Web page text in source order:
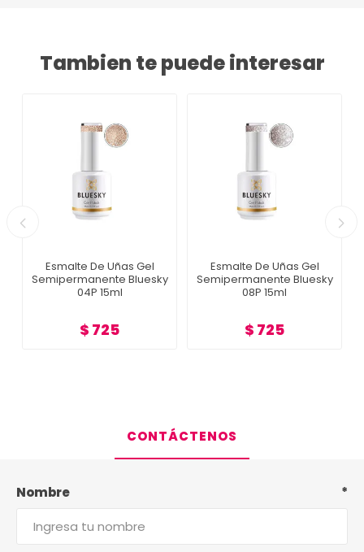
Tambien te puede interesar
Esmalte De Uñas Gel
Semipermanente Bluesky
04P 15ml
$ 725
Esmalte De Uñas Gel
Semipermanente Bluesky
08P 15ml
$ 725
CONTÁCTENOS
Nombre *